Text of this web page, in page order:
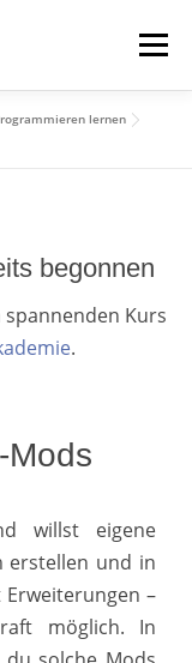
Menü
lernen
begonnen
Kurs
.
Mods
willst eigene
erstellen und in
–
möglich. In